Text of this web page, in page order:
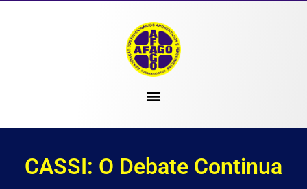
CASSI: O Debate Continua